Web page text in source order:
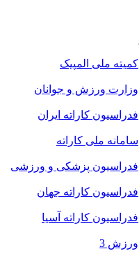
کمیته ملی المپیک
وزارت ورزش و جوانان
فدراسیون کاراته ایران
سامانه ملی کاراته
فدراسیون پزشکی و ورزشی
فدراسیون کاراته جهان
فدراسیون کاراته آسیا
ورزش 3